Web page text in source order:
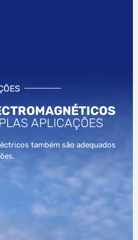
APLICAÇÕES
também são adequados